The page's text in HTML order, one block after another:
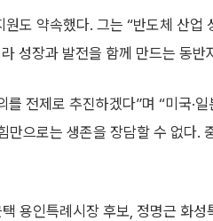
도 약속했다. 그는 “반도체 산업
성장과 발전을 함께 만드는 동반
전제로 추진하겠다”며 “미국·일
만으로는 생존을 장담할 수 없다.
용인특례시장 후보, 정명근 화